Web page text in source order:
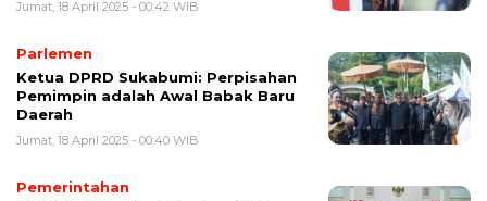
Jumat, 18 April 2025 - 00:42 WIB
Parlemen
Ketua DPRD Sukabumi: Perpisahan
Pemimpin adalah Awal Babak Baru
Daerah
Jumat, 18 April 2025 - 00:40 WIB
Pemerintahan